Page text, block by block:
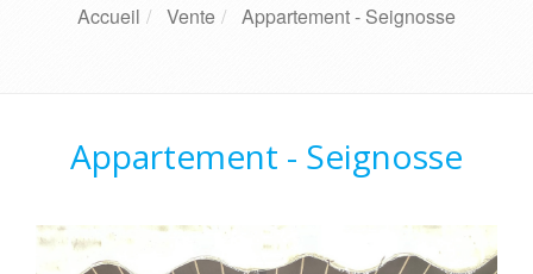
Accueil Vente Appartement - Seignosse
Appartement - Seignosse